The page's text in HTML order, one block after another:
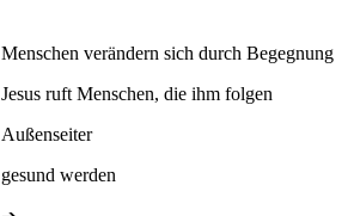
Menschen verändern sich durch Begegnung
Jesus ruft Menschen, die ihm folgen
Außenseiter
gesund werden